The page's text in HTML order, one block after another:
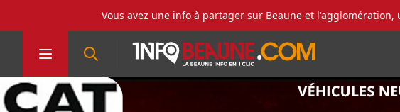
Vous avez une info à partager sur Beaune et